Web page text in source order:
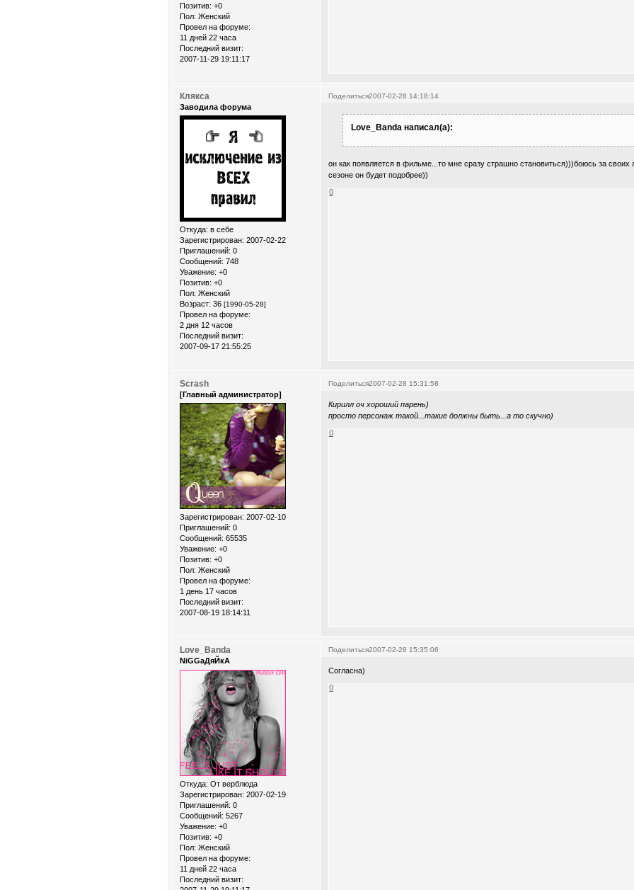
Позитив: +0
Пол: Женский
Провел на форуме:
11 дней 22 часа
Последний визит:
2007-11-29 19:11:17
Поделиться2007-02-28 14:18:14
Клякса
Заводила форума
Откуда: в себе
Зарегистрирован: 2007-02-22
Приглашений: 0
Сообщений: 748
Уважение: +0
Позитив: +0
Пол: Женский
Возраст: 36 [1990-05-28]
Провел на форуме:
2 дня 12 часов
Последний визит:
2007-09-17 21:55:25
Love_Banda написал(а):
он как появляется в фильме...то мне сразу страшно становиться)))боюсь за своих
сезоне он будет подобрее))
0
Поделиться2007-02-28 15:31:58
Scrash
[Главный администратор]
Зарегистрирован: 2007-02-10
Приглашений: 0
Сообщений: 65535
Уважение: +0
Позитив: +0
Пол: Женский
Провел на форуме:
1 день 17 часов
Последний визит:
2007-08-19 18:14:11
Кирилл оч хороший парень)
просто персонаж такой...такие должны быть...а то скучно)
0
Поделиться2007-02-28 15:35:06
Love_Banda
NiGGaДяЙкА
Откуда: От верблюда
Зарегистрирован: 2007-02-19
Приглашений: 0
Сообщений: 5267
Уважение: +0
Позитив: +0
Пол: Женский
Провел на форуме:
11 дней 22 часа
Последний визит:
Согласна)
0